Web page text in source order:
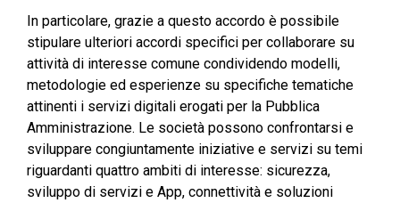
In particolare, grazie a questo accordo è possibile
stipulare ulteriori accordi specifici per collaborare su
attività di interesse comune condividendo modelli,
metodologie ed esperienze su specifiche tematiche
attinenti i servizi digitali erogati per la Pubblica
Amministrazione. Le società possono confrontarsi e
sviluppare congiuntamente iniziative e servizi su temi
riguardanti quattro ambiti di interesse: sicurezza,
sviluppo di servizi e App, connettività e soluzioni